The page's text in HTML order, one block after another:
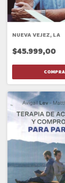
NUEVA VEJEZ, LA
$45.999,00